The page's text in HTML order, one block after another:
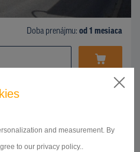
and measurement. By
to our privacy policy..
Doba prenájmu: od 1 mesiaca